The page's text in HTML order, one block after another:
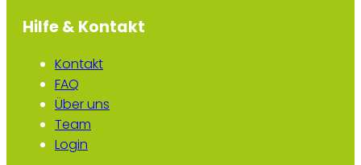
Hilfe & Kontakt
Kontakt
FAQ
Über uns
Team
Login